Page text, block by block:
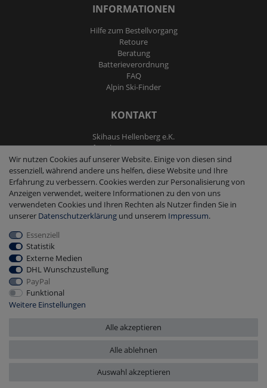
INFORMATIONEN
Hilfe zum Bestellvorgang
Retoure
Beratung
Batterieverordnung
FAQ
Alpin Ski-Finder
KONTAKT
Skihaus Hellenberg e.K.
Tel: +4933855200795
Fax: +4933855200793
kontakt@ski-andmore.de
2026 Skihaus Hellenberg e.K.
*Alle Preise inkl. MwSt., zzgl. Versandkosten
Wir nutzen Cookies auf unserer Website. Einige von diesen sind
essenziell, während andere uns helfen, diese Website und Ihre
Erfahrung zu verbessern. Cookies werden zur Personalisierung von
Anzeigen verwendet, weitere Informationen zu den von uns
verwendeten Cookies und Ihren Rechten als Nutzer finden Sie in
unserer Daten­schutz­erklärung und unserem Impressum.
Essenziell
Statistik
Externe Medien
DHL Wunschzustellung
PayPal
Funktional
Weitere Einstellungen
Alle akzeptieren
Alle ablehnen
Auswahl akzeptieren